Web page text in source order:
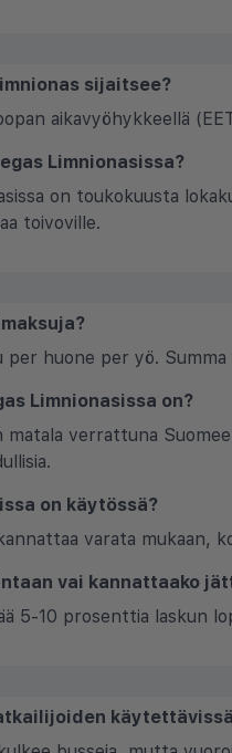
sijaitsee?
aikavyöhykkeellä
Limnionasissa?
on toukokuusta
toivoville.
huone per yö.
Limnionasissa on?
matala verrattuna
on käytössä?
varata mukaan,
vai kannattaako
5-10 prosenttia laskun